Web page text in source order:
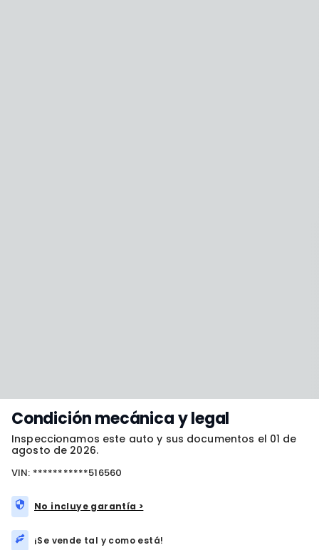
Condición mecánica y legal
Inspeccionamos este auto y sus documentos el 01 de
agosto de 2026.
VIN: ***********516560
No incluye garantía >
¡Se vende tal y como está!